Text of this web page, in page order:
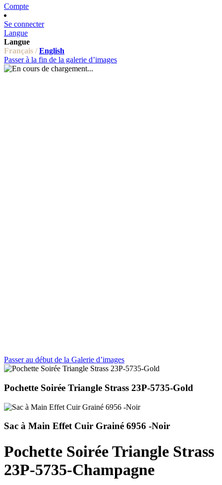
Compte
Se connecter
Langue
Langue
Français / English
Passer à la fin de la galerie d’images
Passer au début de la Galerie d’images
Pochette Soirée Triangle Strass 23P-5735-Gold
Sac à Main Effet Cuir Grainé 6956 -Noir
Pochette Soirée Triangle Strass
23P-5735-Champagne